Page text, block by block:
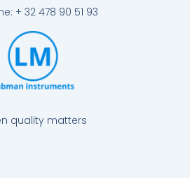
quality matters
+ 32 478 90 51 93